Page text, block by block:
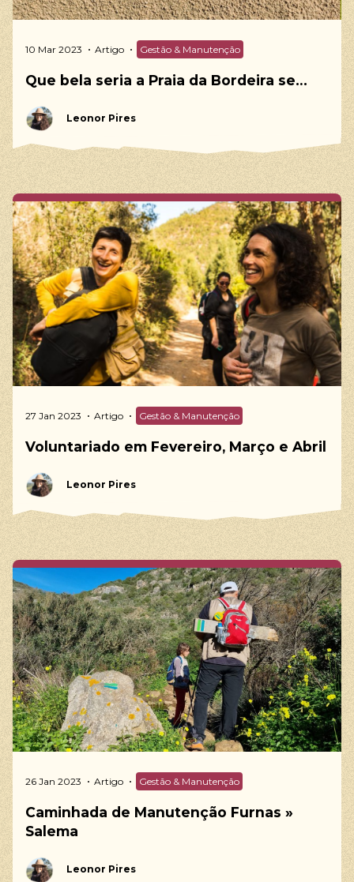
10 Mar 2023 Artigo Gestão & Manutenção
Que bela seria a Praia da Bordeira se…
Leonor Pires
27 Jan 2023 Artigo Gestão & Manutenção
Voluntariado em Fevereiro, Março e Abril
Leonor Pires
26 Jan 2023 Artigo Gestão & Manutenção
Caminhada de Manutenção Furnas »
Salema
Leonor Pires